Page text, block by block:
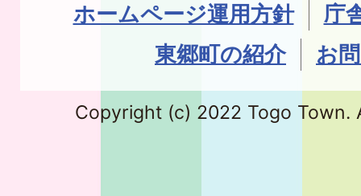
ホームページ運用方針
庁
東郷町の紹介
お
Copyright (c) 2022 Togo Town.